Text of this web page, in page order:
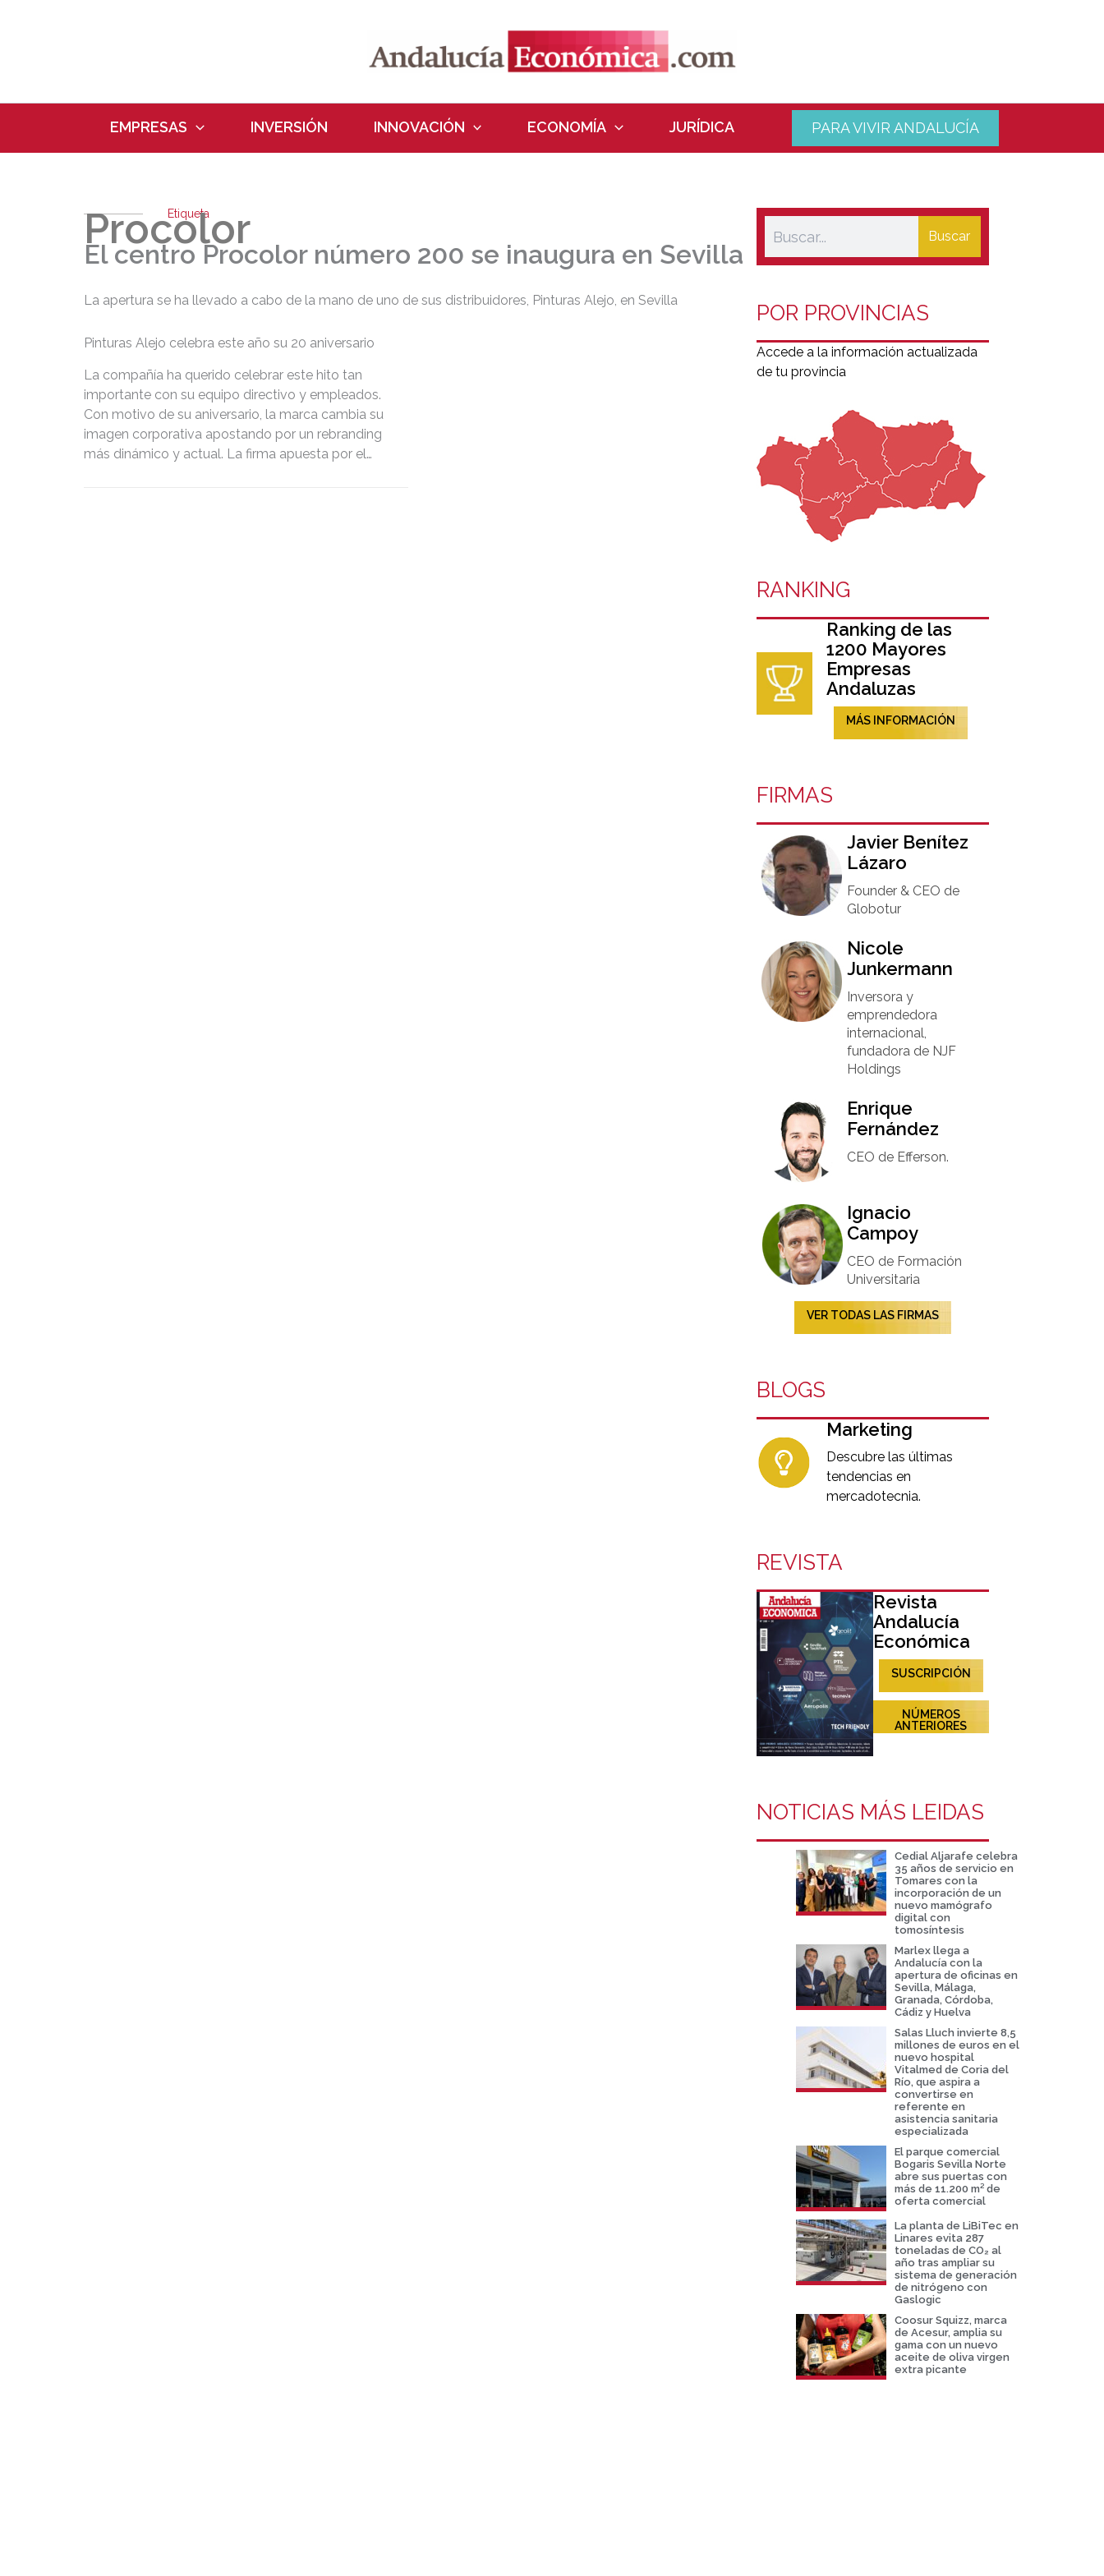
EMPRESAS INVERSIÓN INNOVACIÓN ECONOMÍA JURÍDICA PARA VIVIR ANDALUCÍA
Etiqueta
Procolor
El centro Procolor número 200 se inaugura en Sevilla
La apertura se ha llevado a cabo de la mano de uno de sus distribuidores, Pinturas Alejo, en Sevilla
Pinturas Alejo celebra este año su 20 aniversario
La compañía ha querido celebrar este hito tan
importante con su equipo directivo y empleados.
Con motivo de su aniversario, la marca cambia su
imagen corporativa apostando por un rebranding
más dinámico y actual. La firma apuesta por el
Buscar
POR PROVINCIAS
Accede a la información actualizada
de tu provincia
RANKING
Ranking de las
1200 Mayores
Empresas
Andaluzas
MÁS INFORMACIÓN
FIRMAS
Javier Benítez
Lázaro
Founder & CEO de
Globotur​
Nicole
Junkermann​
Inversora y
emprendedora
internacional,
fundadora de NJF
Holdings
Enrique
Fernández
CEO de Efferson.
Ignacio
Campoy​
CEO de Formación
Universitaria​
VER TODAS LAS FIRMAS
BLOGS
Marketing
Descubre las últimas
tendencias en
mercadotecnia.
REVISTA
Revista
Andalucía
Económica
SUSCRIPCIÓN
NÚMEROS
ANTERIORES
NOTICIAS MÁS LEIDAS
Cedial Aljarafe celebra
35 años de servicio en
Tomares con la
incorporación de un
nuevo mamógrafo
digital con
tomosíntesis
Marlex llega a
Andalucía con la
apertura de oficinas en
Sevilla, Málaga,
Granada, Córdoba,
Cádiz y Huelva
Salas Lluch invierte 8,5
millones de euros en el
nuevo hospital
Vitalmed de Coria del
Río, que aspira a
convertirse en
referente en
asistencia sanitaria
especializada
El parque comercial
Bogaris Sevilla Norte
abre sus puertas con
más de 11.200 m² de
oferta comercial
La planta de LiBiTec en
Linares evita 287
toneladas de CO₂ al
año tras ampliar su
sistema de generación
de nitrógeno con
Gaslogic
Coosur Squizz, marca
de Acesur, amplia su
gama con un nuevo
aceite de oliva virgen
extra picante